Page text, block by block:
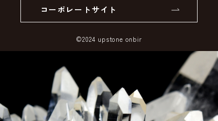
SSLサーバー証明書とは
コーポレートサイト
©2024 upstone onbir